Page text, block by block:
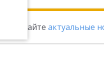
Читайте актуальные